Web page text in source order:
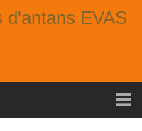
d'antans EVAS